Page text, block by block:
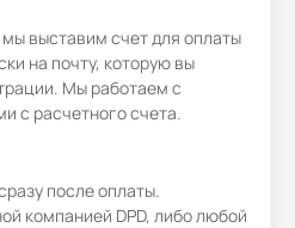
выставим счет для оплаты
на почту, которую вы
Мы работаем с
с расчетного счета.
после оплаты.
компанией DPD, либо любой